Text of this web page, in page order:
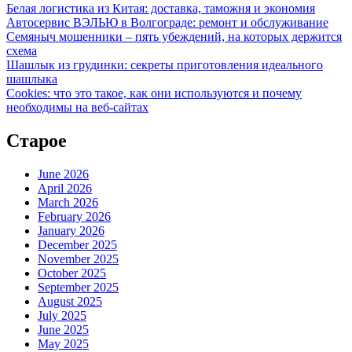
Белая логистика из Китая: доставка, таможня и экономия
Автосервис ВЭЛЬЮ в Волгограде: ремонт и обслуживание
Семяныч мошенники – пять убеждений, на которых держится
схема
Шашлык из грудинки: секреты приготовления идеального
шашлыка
Cookies: что это такое, как они используются и почему
необходимы на веб-сайтах
Старое
June 2026
April 2026
March 2026
February 2026
January 2026
December 2025
November 2025
October 2025
September 2025
August 2025
July 2025
June 2025
May 2025